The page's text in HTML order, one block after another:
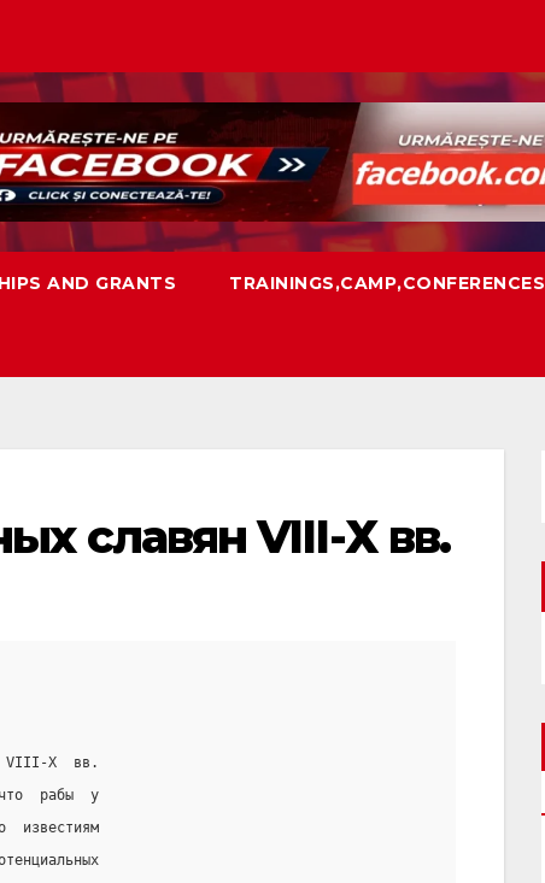
AND GRANTS TRAININGS,CAMP,CONFERENCES
славян VIII-Х вв.
VIII-Х  вв.
рабы  у
известиям